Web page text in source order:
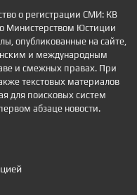
о регистрации СМИ: КВ
Министерством Юстиции
опубликованные на сайте,
и международным
и смежных правах. При
текстовых материалов
для поисковых систем
абзаце новости.